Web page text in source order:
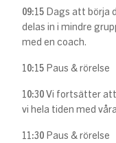
09:15 Dags att börja
delas in i mindre
med en coach.
10:15 Paus & rörelse
10:30 Vi fortsätter att
vi hela tiden med
11:30 Paus & rörelse